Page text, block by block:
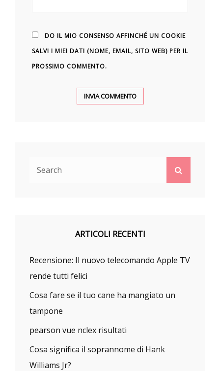
DO IL MIO CONSENSO AFFINCHÉ UN COOKIE
SALVI I MIEI DATI (NOME, EMAIL, SITO WEB) PER IL
PROSSIMO COMMENTO.
ARTICOLI RECENTI
Recensione: Il nuovo telecomando Apple TV
rende tutti felici
Cosa fare se il tuo cane ha mangiato un
tampone
pearson vue nclex risultati
Cosa significa il soprannome di Hank
Williams Jr?